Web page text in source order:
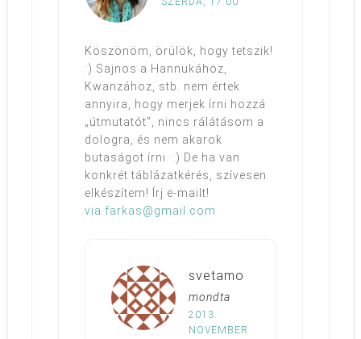
Köszönöm, örülök, hogy tetszik!
:) Sajnos a Hannukához,
Kwanzához, stb. nem értek
annyira, hogy merjek írni hozzá
„útmutatót”, nincs rálátásom a
dologra, és nem akarok
butaságot írni. :) De ha van
konkrét táblázatkérés, szívesen
elkészítem! Írj e-mailt!
via.farkas@gmail.com
svetamo
mondta
2013.
NOVEMBER